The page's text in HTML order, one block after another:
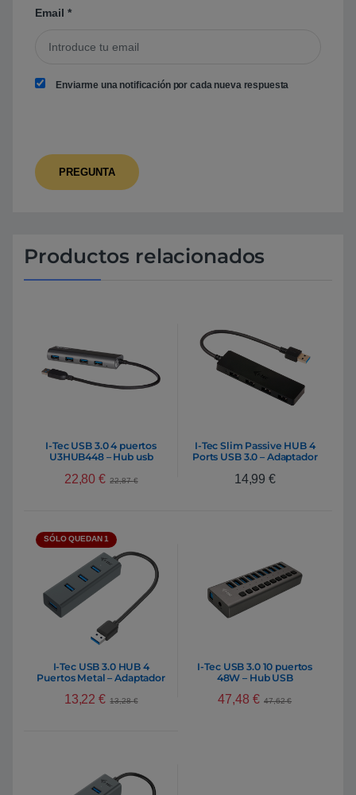
Email *
Enviarme una notificación por cada nueva respuesta
Productos relacionados
I-Tec USB 3.0 4 puertos
U3HUB448 – Hub usb
22,80€ 22,87€
I-Tec Slim Passive HUB 4
Ports USB 3.0 – Adaptador
14,99 €
SÓLO QUEDAN 1
I-Tec USB 3.0 HUB 4
Puertos Metal – Adaptador
13,22€ 13,28€
I-Tec USB 3.0 10 puertos
48W – Hub USB
47,48 € 47,62€